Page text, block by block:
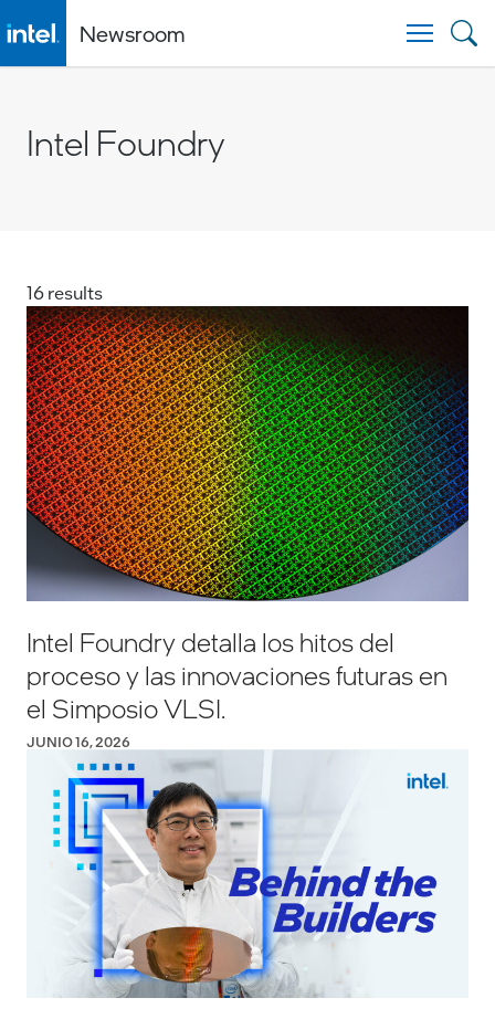
Newsroom
Intel Foundry
16 results
Intel Foundry detalla los hitos del
proceso y las innovaciones futuras en
el Simposio VLSI.
JUNIO 16, 2026